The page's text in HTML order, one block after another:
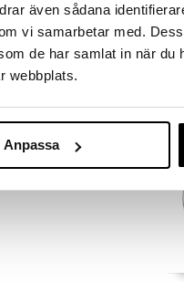
även sådana
vi samarbetar med.
de har samlat in när du
webbplats.
Anpassa
ja siitä pitää
rullaan omalla
reuna,
järjestyksessä –